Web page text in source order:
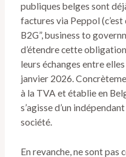
publiques belges sont
factures via Peppol (c’est
B2G”, business to
d’étendre cette
leurs échanges entre
janvier 2026.
à la TVA et établie en
s’agisse d’un
société.
En revanche, ne sont